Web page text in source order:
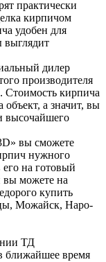
практически
кирпичом
удобен для
выглядит
дилер
производителя
Стоимость кирпича
объект, а значит, вы
высочайшего
вы сможете
нужного
на готовый
вы можете на
купить
Можайск, Наро-
ТД
ближайшее время